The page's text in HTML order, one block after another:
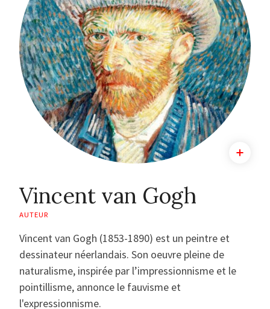
Vincent van Gogh
AUTEUR
Vincent van Gogh (1853-1890) est un peintre et
dessinateur néerlandais. Son oeuvre pleine de
naturalisme, inspirée par l’impressionnisme et le
pointillisme, annonce le fauvisme et
l'expressionnisme.